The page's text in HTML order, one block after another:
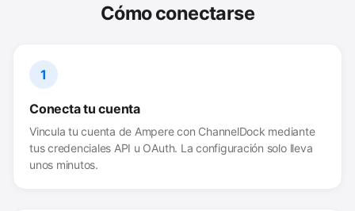
Cómo conectarse
1
Conecta tu cuenta
Vincula tu cuenta de Ampere con ChannelDock mediante
tus credenciales API u OAuth. La configuración solo lleva
unos minutos.